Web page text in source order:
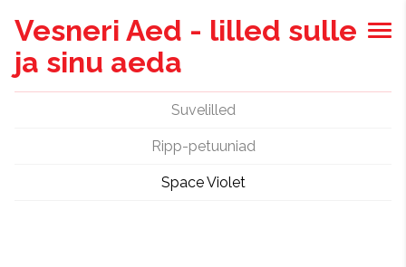
Vesneri Aed - lilled sulle
ja sinu aeda
Suvelilled
Ripp-petuuniad
Space Violet